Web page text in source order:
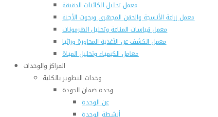
معمل تحليل الكائنات الدقيقة
معمل زراعة الأنسجة والحقن المجهرى وبحوث الأجنة
معمل قياسات المناعة وتحليل الهرمونات
معمل الكشف عن الأغذية المحاورة وراثيا
معامل الكيمياء وتحليل المياة
المراكز والوحدات
وحدات التطوير بالكلية
وحدة ضمان الجودة
عن الوحدة
أنشطة الوحدة